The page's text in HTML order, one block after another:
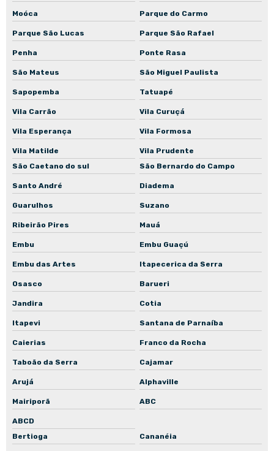
Assistência técnica de motores industriais
Manutenção de motores para mineração
Moóca Parque do Carmo
Parque São Lucas Parque São Rafael
Penha Ponte Rasa
São Mateus São Miguel Paulista
Sapopemba Tatuapé
Vila Carrão Vila Curuçá
Vila Esperança Vila Formosa
Vila Matilde
Vila Prudente
São Caetano do sul
São Bernardo do Campo
Santo André Diadema
Guarulhos Suzano
Ribeirão Pires Mauá
Embu Embu Guaçú
Embu das Artes Itapecerica da Serra
Osasco Barueri
Jandira Cotia
Itapevi Santana de Parnaíba
Caierias Franco da Rocha
Taboão da Serra Cajamar
Arujá Alphaville
Mairiporã ABC
ABCD
Bertioga
Cananéia